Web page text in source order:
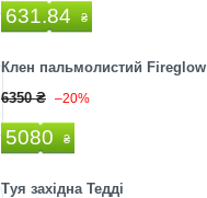
631.84 ₴
Клен пальмолистий Fireglow
6350 ₴ –20%
5080 ₴
Туя західна Тедді